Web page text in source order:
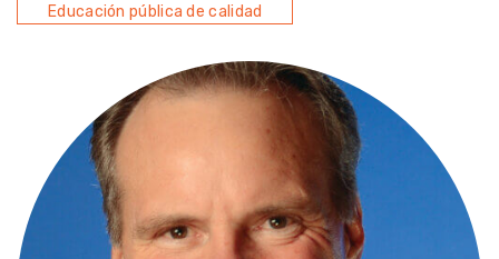
Educación pública de calidad